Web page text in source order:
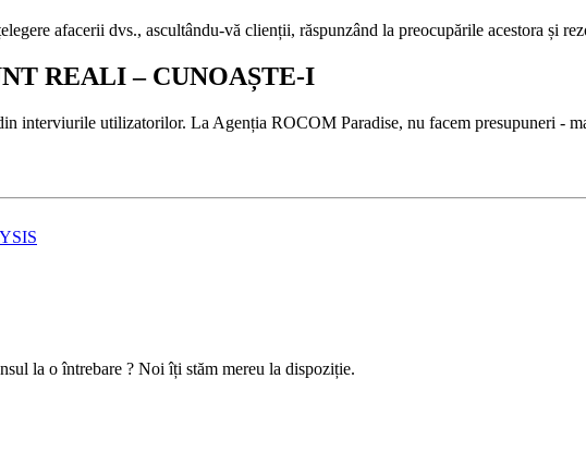
afacerii dvs., ascultându-vă clienții, răspunzând la preocupările acestora și
REALI – CUNOAȘTE-I
interviurile utilizatorilor. La Agenția ROCOM Paradise, nu facem presupuneri -
la o întrebare ? Noi îți stăm mereu la dispoziție.